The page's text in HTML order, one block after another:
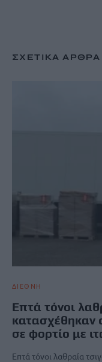
ΣΧΕΤΙΚΆ ΆΡΘΡΑ
ΔΙΕΘΝΗ
Επτά τόνοι
κατασχέθηκαν
σε φορτίο με
Επτά τόνοι λαθραία